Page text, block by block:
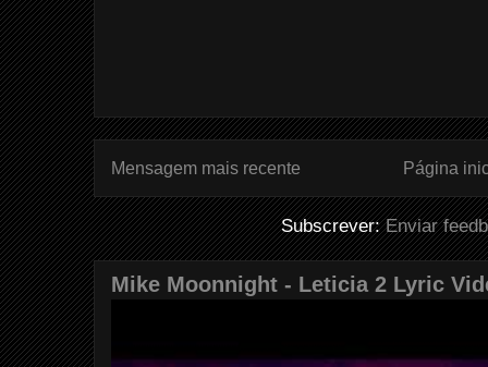
Mensagem mais recente Página
Subscrever:Enviar
Mike Moonnight - Leticia 2 Lyric